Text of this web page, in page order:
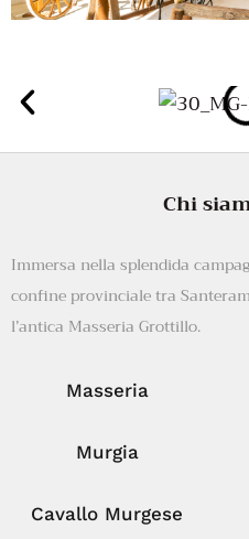
Chi
Immersa nella splendida
confine provinciale tra
l’antica Masseria Grottillo.
Masseria
Murgia
Cavallo Murgese